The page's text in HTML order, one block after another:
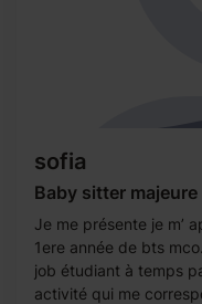
sofia
Baby sitter majeure
Je me présente je m’
1ere année de bts
job étudiant à temps
activité qui me